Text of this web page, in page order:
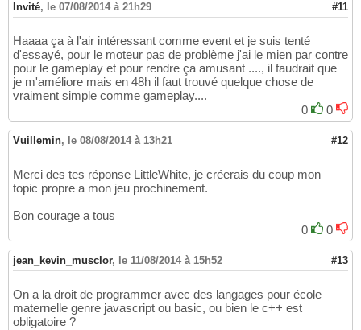
Invité, le 07/08/2014 à 21h29 #11
Haaaa ça à l'air intéressant comme event et je suis tenté
d'essayé, pour le moteur pas de problème j'ai le mien par contre
pour le gameplay et pour rendre ça amusant ...., il faudrait que
je m'améliore mais en 48h il faut trouvé quelque chose de
vraiment simple comme gameplay....
0
0
Vuillemin, le 08/08/2014 à 13h21 #12
Merci des tes réponse LittleWhite, je créerais du coup mon
topic propre a mon jeu prochinement.
Bon courage a tous
0
0
jean_kevin_musclor, le 11/08/2014 à 15h52 #13
On a la droit de programmer avec des langages pour école
maternelle genre javascript ou basic, ou bien le c++ est
obligatoire ?